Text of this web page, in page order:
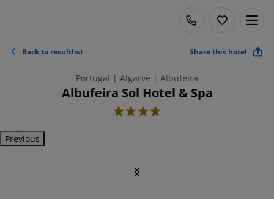
Back to resultlist Share this hotel
Portugal | Algarve | Albufeira
Albufeira Sol Hotel & Spa
4
Previous